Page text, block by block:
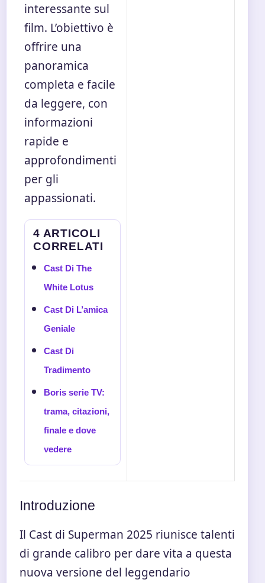
interessante sul
film. L’obiettivo è
offrire una
panoramica
completa e facile
da leggere, con
informazioni
rapide e
approfondimenti
per gli
appassionati.
4 ARTICOLI
CORRELATI
Cast Di The
White Lotus
Cast Di L’amica
Geniale
Cast Di
Tradimento
Boris serie TV:
trama, citazioni,
finale e dove
vedere
Introduzione
Il Cast di Superman 2025 riunisce talenti
di grande calibro per dare vita a questa
nuova versione del leggendario